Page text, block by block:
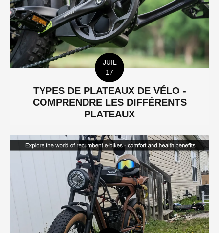
JUIL
17
TYPES DE PLATEAUX DE VÉLO -
COMPRENDRE LES DIFFÉRENTS
PLATEAUX